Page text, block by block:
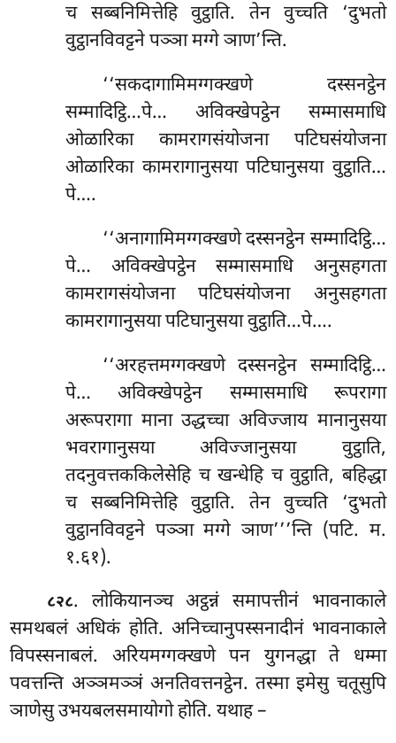
च सब्बनिमित्तेहि वुट्ठाति. तेन वुच्चति ‘दुभतो
वुट्ठानविवट्टने पञ्ञा मग्गे ञाण’न्ति.
‘‘सकदागामिमग्गक्खणे दस्सनट्ठेन
सम्मादिट्ठि…पे… अविक्खेपट्ठेन सम्मासमाधि
ओळारिका कामरागसंयोजना पटिघसंयोजना
ओळारिका कामरागानुसया पटिघानुसया वुट्ठाति…
पे….
‘‘अनागामिमग्गक्खणे दस्सनट्ठेन सम्मादिट्ठि…
पे… अविक्खेपट्ठेन सम्मासमाधि अनुसहगता
कामरागसंयोजना पटिघसंयोजना अनुसहगता
कामरागानुसया पटिघानुसया वुट्ठाति…पे….
‘‘अरहत्तमग्गक्खणे दस्सनट्ठेन सम्मादिट्ठि…
पे… अविक्खेपट्ठेन सम्मासमाधि रूपरागा
अरूपरागा माना उद्धच्चा अविज्जाय मानानुसया
भवरागानुसया अविज्जानुसया वुट्ठाति,
तदनुवत्तककिलेसेहि च खन्धेहि च वुट्ठाति, बहिद्धा
च सब्बनिमित्तेहि वुट्ठाति. तेन वुच्चति ‘दुभतो
वुट्ठानविवट्टने पञ्ञा मग्गे ञाण’’’न्ति (पटि. म.
१.६१).
८२८. लोकियानञ्च अट्ठन्नं समापत्तीनं भावनाकाले
समथबलं अधिकं होति. अनिच्चानुपस्सनादीनं भावनाकाले
विपस्सनाबलं. अरियमग्गक्खणे पन युगनद्धा ते धम्मा
पवत्तन्ति अञ्ञमञ्ञं अनतिवत्तनट्ठेन. तस्मा इमेसु चतूसुपि
ञाणेसु उभयबलसमायोगो होति. यथाह –